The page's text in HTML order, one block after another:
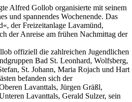
Alfred Gollob organisierte mit seinem
und spannendes Wochenende. Das
der Freizeitanlage Lavamünd,
der Anreise am frühen Nachmittag der
offiziell die zahlreichen Jugendlichen
Bad St. Leonhard, Wolfsberg,
St. Johann, Maria Rojach und Hart
befanden sich der
Lavanttals, Jürgen Gräßl,
Lavanttals, Gerald Sulzer, sein